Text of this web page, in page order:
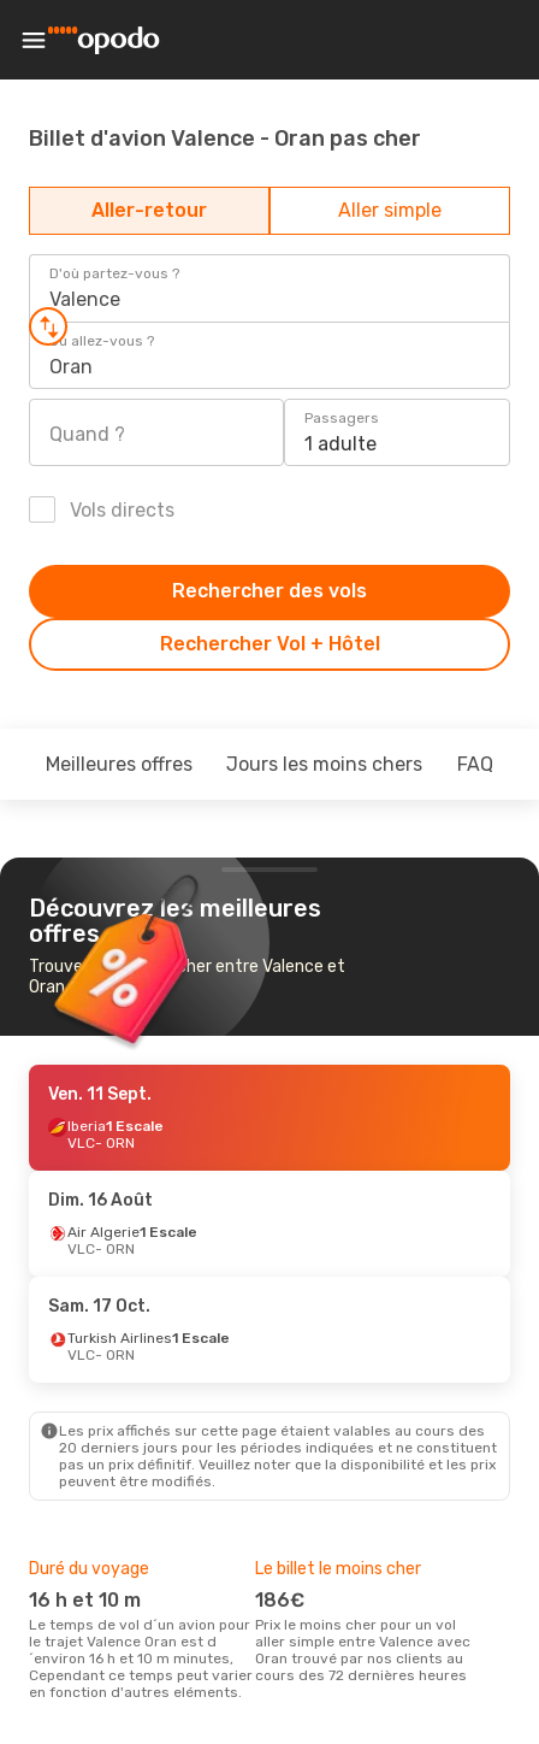
Billet d'avion Valence - Oran pas cher
Aller-retour Aller simple
D'où partez-vous ?
Valence
Où allez-vous ?
Oran
Quand ?
Passagers
1 adulte
Vols directs
Rechercher Vol + Hôtel
Rechercher des vols
Meilleures offres Jours les moins chers FAQ
Découvrez les meilleures
offres
Trouvez un vol pas cher entre Valence et
Oran
Ven. 11 Sept.
Iberia1 Escale
VLC- ORN
Dim. 16 Août
Air Algerie1 Escale
VLC- ORN
Sam. 17 Oct.
Turkish Airlines1 Escale
VLC- ORN
Les prix affichés sur cette page étaient valables au cours des
20 derniers jours pour les périodes indiquées et ne constituent
pas un prix définitif. Veuillez noter que la disponibilité et les prix
peuvent être modifiés.
Duré du voyage
16 h et 10 m
Le temps de vol d´un avion pour
le trajet Valence Oran est d
´environ 16 h et 10 m minutes,
Cependant ce temps peut varier
en fonction d'autres eléments.
Le billet le moins cher
186€
Prix le moins cher pour un vol
aller simple entre Valence avec
Oran trouvé par nos clients au
cours des 72 dernières heures